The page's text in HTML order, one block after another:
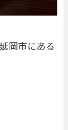
岡市にある